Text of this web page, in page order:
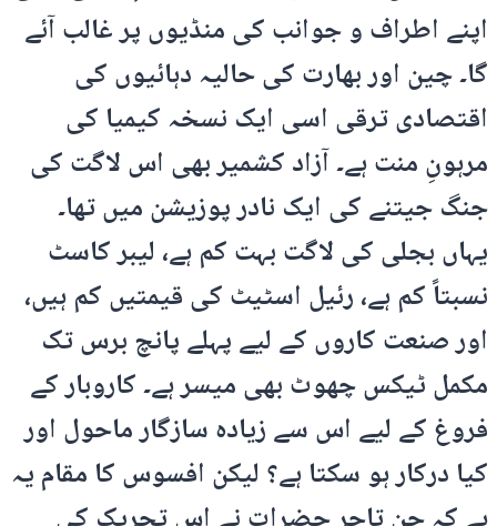
اپنے اطراف و جوانب کی منڈیوں پر غالب آئے
گا۔ چین اور بھارت کی حالیہ دہائیوں کی
اقتصادی ترقی اسی ایک نسخہ کیمیا کی
مرہونِ منت ہے۔ آزاد کشمیر بھی اس لاگت کی
جنگ جیتنے کی ایک نادر پوزیشن میں تھا۔
یہاں بجلی کی لاگت بہت کم ہے، لیبر کاسٹ
نسبتاً کم ہے، رئیل اسٹیٹ کی قیمتیں کم ہیں،
اور صنعت کاروں کے لیے پہلے پانچ برس تک
مکمل ٹیکس چھوٹ بھی میسر ہے۔ کاروبار کے
فروغ کے لیے اس سے زیادہ سازگار ماحول اور
کیا درکار ہو سکتا ہے؟ لیکن افسوس کا مقام یہ